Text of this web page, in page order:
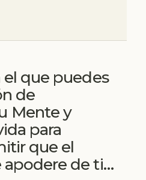
el que puedes
de
Mente y
para
que el
apodere de ti…